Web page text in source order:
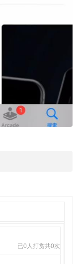
已0人打赏共0次